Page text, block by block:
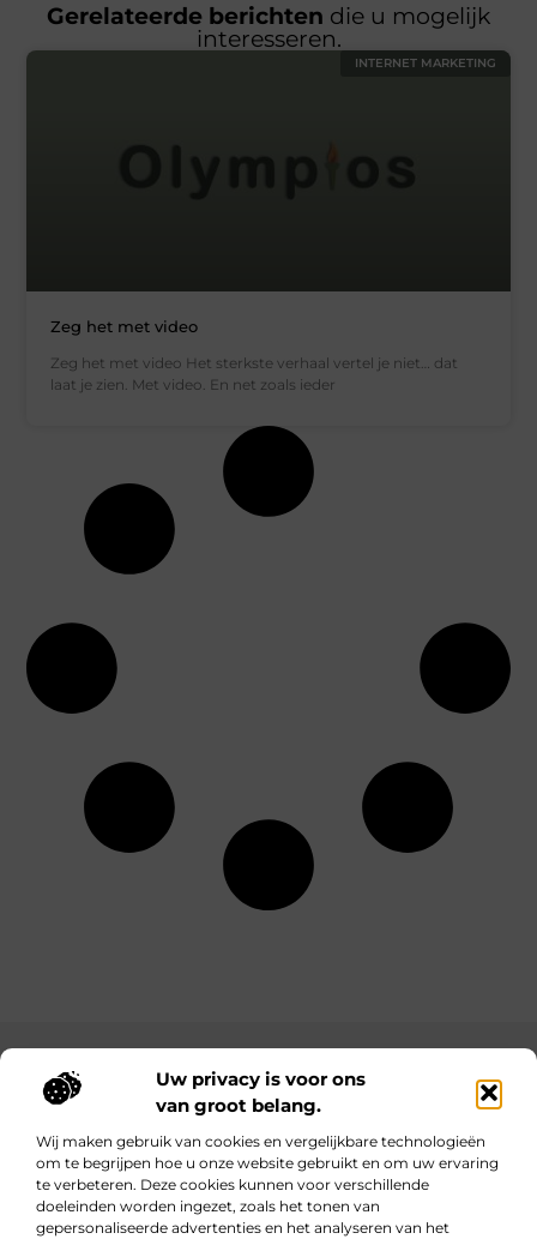
Uw privacy is voor ons
van groot belang.
Wij maken gebruik van cookies en vergelijkbare technologieën
om te begrijpen hoe u onze website gebruikt en om uw ervaring
te verbeteren. Deze cookies kunnen voor verschillende
doeleinden worden ingezet, zoals het tonen van
gepersonaliseerde advertenties en het analyseren van het
Gerelateerde berichten die u mogelijk
interesseren.
INTERNET MARKETING
Zeg het met video
Zeg het met video Het sterkste verhaal vertel je niet… dat
laat je zien. Met video. En net zoals ieder
Main Links
Bekende Nederlanders
Kennis, kracht en inspiratie voor elke dag.
Blogs en artikelen over het dagelijks leven – voor iedereen die wil